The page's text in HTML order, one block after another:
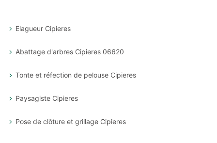
Elagueur Cipieres
Abattage d'arbres Cipieres 06620
Tonte et réfection de pelouse Cipieres
Paysagiste Cipieres
Pose de clôture et grillage Cipieres